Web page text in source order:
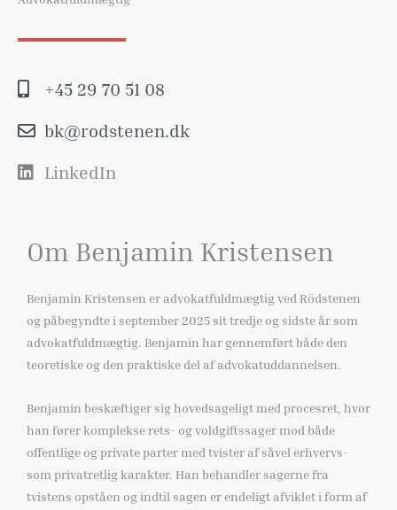
+45 29 70 51 08
bk@rodstenen.dk
LinkedIn
Om Benjamin Kristensen
Benjamin Kristensen er advokatfuldmægtig ved Rödstenen
og påbegyndte i september 2025 sit tredje og sidste år som
advokatfuldmægtig. Benjamin har gennemført både den
teoretiske og den praktiske del af advokatuddannelsen.
Benjamin beskæftiger sig hovedsageligt med procesret, hvor
han fører komplekse rets- og voldgiftssager mod både
offentlige og private parter med tvister af såvel erhvervs-
som privatretlig karakter. Han behandler sagerne fra
tvistens opståen og indtil sagen er endeligt afviklet i form af